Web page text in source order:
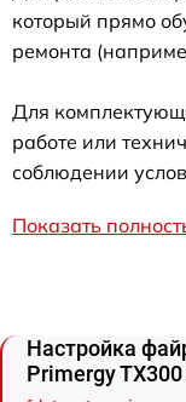
который прямо
ремонта
Для
работе или
соблюдении
Показать
Настройка
Primergy